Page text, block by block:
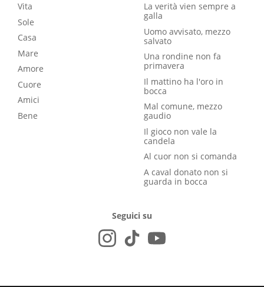
Vita
Sole
Casa
Mare
Amore
Cuore
Amici
Bene
La verità vien sempre a
galla
Uomo avvisato, mezzo
salvato
Una rondine non fa
primavera
Il mattino ha l'oro in
bocca
Mal comune, mezzo
gaudio
Il gioco non vale la
candela
Al cuor non si comanda
A caval donato non si
guarda in bocca
Seguici su